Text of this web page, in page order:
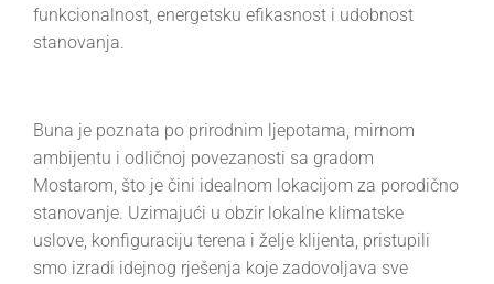
funkcionalnost, energetsku efikasnost i udobnost
stanovanja.
Buna je poznata po prirodnim ljepotama, mirnom
ambijentu i odličnoj povezanosti sa gradom
Mostarom, što je čini idealnom lokacijom za porodično
stanovanje. Uzimajući u obzir lokalne klimatske
uslove, konfiguraciju terena i želje klijenta, pristupili
smo izradi idejnog rješenja koje zadovoljava sve